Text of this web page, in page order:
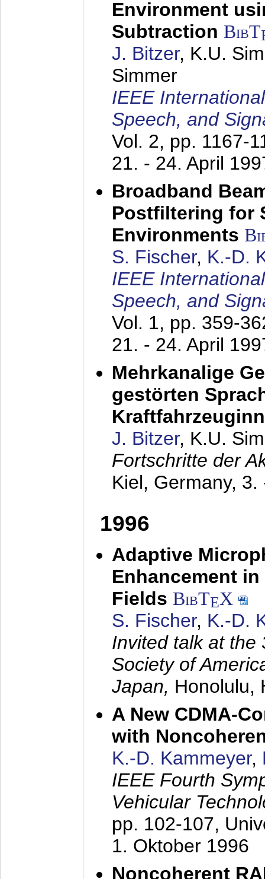
Environment
Subtraction BibT
J. Bitzer, K.U.
Simmer
IEEE
Speech, and
Vol. 2, pp. 1167-
21. - 24. April
Broadband
Postfiltering for
Environments
S. Fischer, K.-D.
IEEE
Speech, and
Vol. 1, pp. 359-
21. - 24. April
Mehrkanalige
gestörten
J. Bitzer, K.U.
Fortschritte der
Kiel, Germany, 3.
1996
Adaptive
Enhancement
Fields BibTEX
S. Fischer, K.-D.
Invited talk at the
Society of
Japan, Honolulu,
A New CDMA-
with
K.-D. Kammeyer,
IEEE Fourth
Vehicular
pp. 102-107,
1. Oktober 1996
Noncoherent